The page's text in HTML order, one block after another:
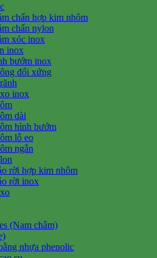
chấn hợp kim nhôm
chấn nylon
xóc inox
inox
bướm inox
đối xứng
inox
dài
hình bướm
lỗ eo
ngắn
rời hợp kim nhôm
rời inox
(Nam châm)
nhựa phenolic